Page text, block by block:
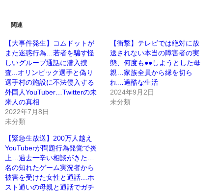
関連
【大事件発生】コムドットが
また迷惑行為…若者を騙す怪
しいグループ通話に潜入捜
査...オリンピック選手と偽り
選手村の施設に不法侵入する
外国人YouTuber…Twitterの未
来人の真相
2022年7月8日
未分類
【衝撃】テレビでは絶対に放
送されない本当の障害者の実
態、何度も●●しようとした母
親…家族全員から縁を切ら
れ…過酷な生活
2024年9月2日
未分類
【緊急生放送】200万人越え
YouTuberが問題行為発覚で炎
上…過去一辛い相談がきた…
名の知れたゲーム実況者から
被害を受けた女性と通話…ホ
スト通いの母親と通話でガチ